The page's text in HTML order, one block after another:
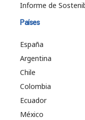
Informe de
Países
España
Argentina
Chile
Colombia
Ecuador
México